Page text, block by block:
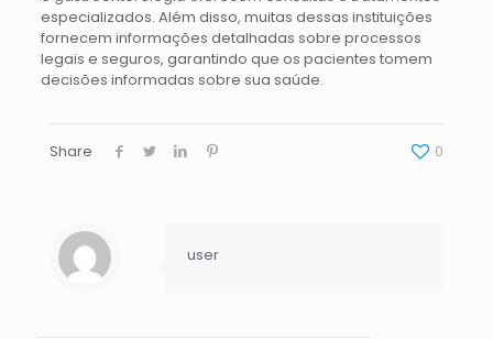
especializados. Além disso, muitas dessas instituições
fornecem informações detalhadas sobre processos
legais e seguros, garantindo que os pacientes tomem
decisões informadas sobre sua saúde.
Share 0
user